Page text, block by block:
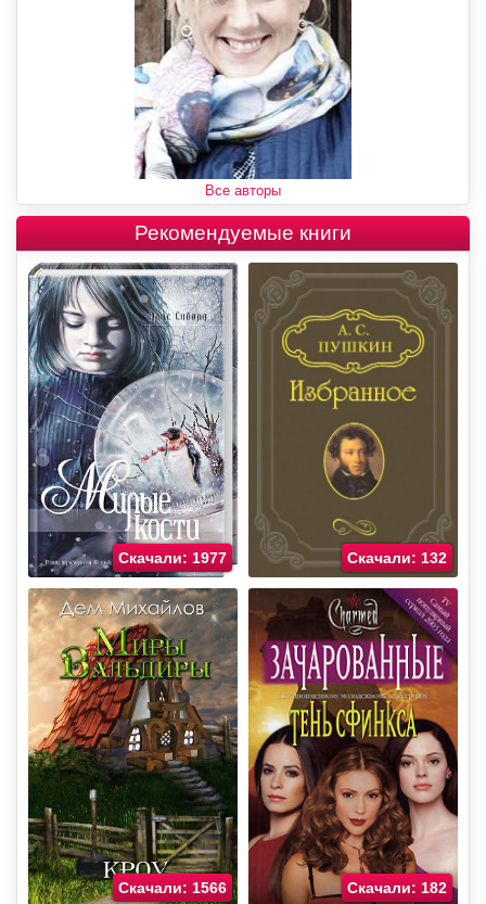
Все авторы
Рекомендуемые книги
Скачали: 1977 Скачали: 132
Скачали: 1566 Скачали: 182